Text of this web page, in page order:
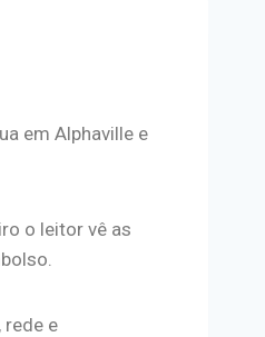
em Alphaville e
o leitor vê as
e